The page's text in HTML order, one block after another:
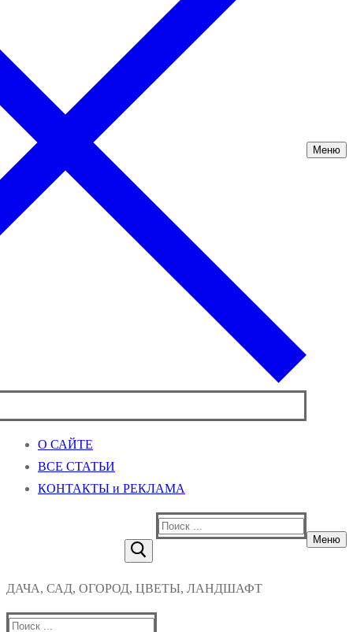
Меню
О САЙТЕ
ВСЕ СТАТЬИ
КОНТАКТЫ и РЕКЛАМА
Найти:
Меню
ДАЧА, САД, ОГОРОД, ЦВЕТЫ, ЛАНДШАФТ
Найти: